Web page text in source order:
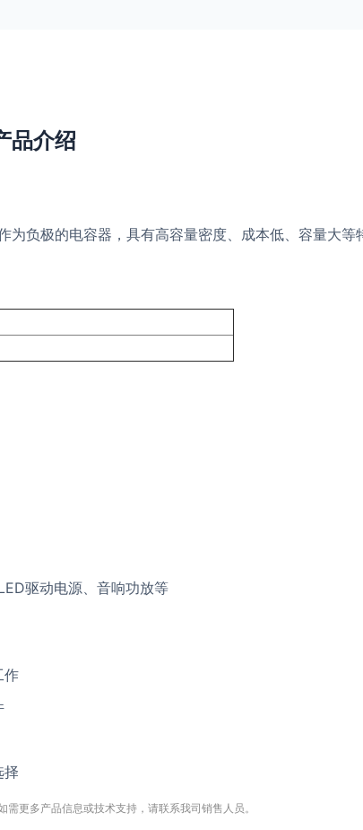
品介绍
负极的电容器，具有高容量密度、成本低、容量大等
驱动电源、音响功放等
作
择
更多产品信息或技术支持，请联系我司销售人员。